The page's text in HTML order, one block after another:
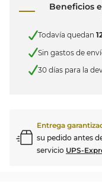
Beneficios
Todavía quedan
Sin gastos de
30 días para la
Entrega
su pedido antes
servicio UPS-